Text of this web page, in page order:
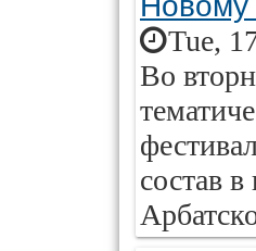
Tue,
Во
состав